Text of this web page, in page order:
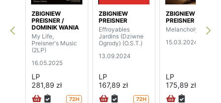
ZBIGNIEW
PREISNER /
DOMINIK WANIA
My Life,
Preisner's Music
(2LP)
16.05.2025
LP
281,89 zł
72H
ZBIGNIEW
PREISNER
Effroyables
Jardins (Dziwne
Ogrody) (O.S.T.)
13.09.2024
LP
167,89 zł
72H
ZBIGNIEW
PREISNER
Melancholy
15.03.2024
LP
175,89 zł